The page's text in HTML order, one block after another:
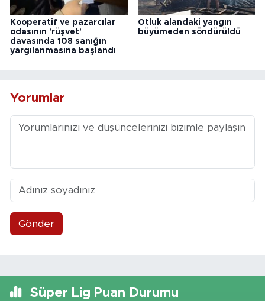
Kooperatif ve pazarcılar
odasının 'rüşvet'
davasında 108 sanığın
yargılanmasına başlandı
Otluk alandaki yangın
büyümeden söndürüldü
Yorumlar
Gönder
Süper Lig Puan Durumu